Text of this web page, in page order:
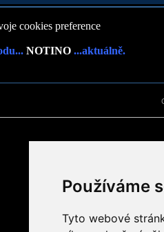
Používáme
Tyto webové
cookies preference
NOTINO ...aktuálně.